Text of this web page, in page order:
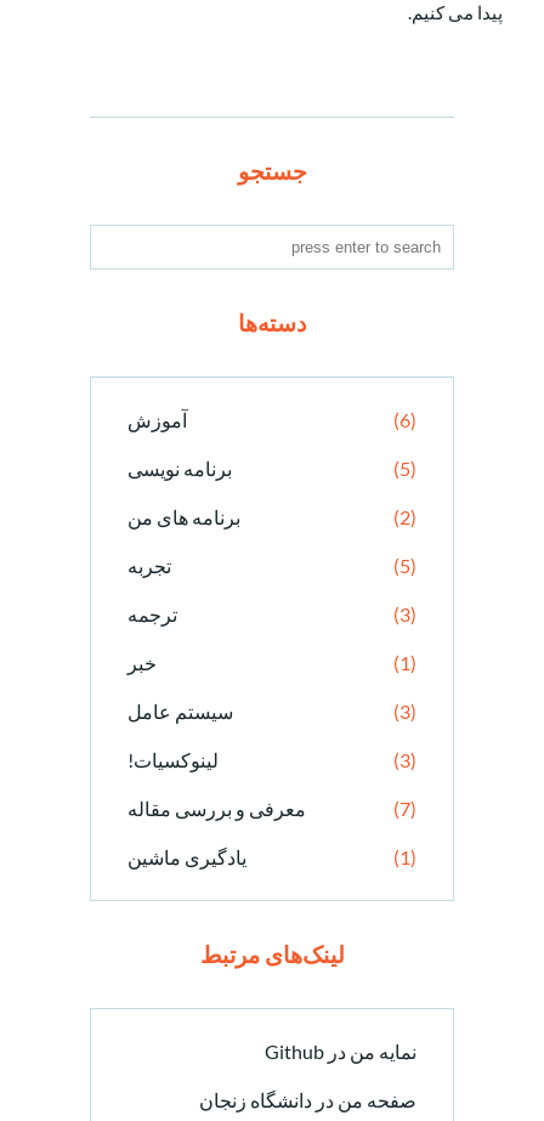
پیدا می کنیم.
جستجو
دسته‌ها
آموزش (6)
برنامه نویسی (5)
برنامه های من (2)
تجربه (5)
ترجمه (3)
خبر (1)
سیستم عامل (3)
لینوکسیات! (3)
معرفی و بررسی مقاله (7)
یادگیری ماشین (1)
لینک‌های مرتبط
نمایه من در Github
صفحه من در دانشگاه زنجان